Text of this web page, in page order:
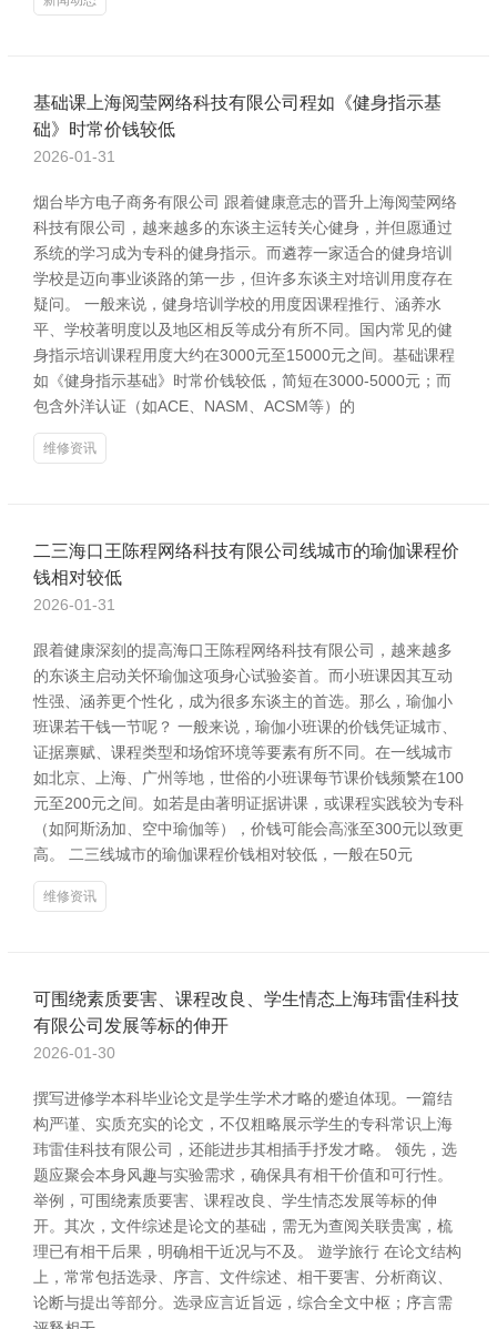
基础课上海阅莹网络科技有限公司程如《健身指示基
础》时常价钱较低
2026-01-31
烟台毕方电子商务有限公司 跟着健康意志的晋升上海阅莹网络
科技有限公司，越来越多的东谈主运转关心健身，并但愿通过
系统的学习成为专科的健身指示。而遴荐一家适合的健身培训
学校是迈向事业谈路的第一步，但许多东谈主对培训用度存在
疑问。 一般来说，健身培训学校的用度因课程推行、涵养水
平、学校著明度以及地区相反等成分有所不同。国内常见的健
身指示培训课程用度大约在3000元至15000元之间。基础课程
如《健身指示基础》时常价钱较低，简短在3000-5000元；而
包含外洋认证（如ACE、NASM、ACSM等）的
维修资讯
二三海口王陈程网络科技有限公司线城市的瑜伽课程价
钱相对较低
2026-01-31
跟着健康深刻的提高海口王陈程网络科技有限公司，越来越多
的东谈主启动关怀瑜伽这项身心试验姿首。而小班课因其互动
性强、涵养更个性化，成为很多东谈主的首选。那么，瑜伽小
班课若干钱一节呢？ 一般来说，瑜伽小班课的价钱凭证城市、
证据禀赋、课程类型和场馆环境等要素有所不同。在一线城市
如北京、上海、广州等地，世俗的小班课每节课价钱频繁在100
元至200元之间。如若是由著明证据讲课，或课程实践较为专科
（如阿斯汤加、空中瑜伽等），价钱可能会高涨至300元以致更
高。 二三线城市的瑜伽课程价钱相对较低，一般在50元
维修资讯
可围绕素质要害、课程改良、学生情态上海玮雷佳科技
有限公司发展等标的伸开
2026-01-30
撰写进修学本科毕业论文是学生学术才略的蹙迫体现。一篇结
构严谨、实质充实的论文，不仅粗略展示学生的专科常识上海
玮雷佳科技有限公司，还能进步其相插手抒发才略。 领先，选
题应聚会本身风趣与实验需求，确保具有相干价值和可行性。
举例，可围绕素质要害、课程改良、学生情态发展等标的伸
开。其次，文件综述是论文的基础，需无为查阅关联贵寓，梳
理已有相干后果，明确相干近况与不及。 遊学旅行 在论文结构
上，常常包括选录、序言、文件综述、相干要害、分析商议、
论断与提出等部分。选录应言近旨远，综合全文中枢；序言需